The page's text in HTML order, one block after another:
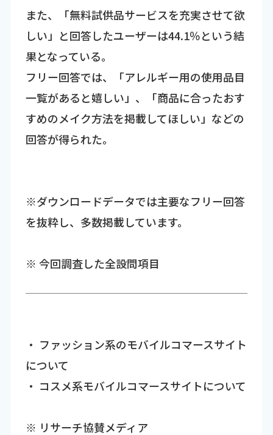
また、「無料試供品サービスを充実させて欲
しい」と回答したユーザーは44.1％という結
果となっている。
フリー回答では、「アレルギー用の使用品目
一覧があると嬉しい」、「商品に合ったおす
すめのメイク方法を掲載してほしい」などの
回答が得られた。
※ダウンロードデータでは主要なフリー回答
を抜粋し、多数掲載しています。
※ 今回調査した全設問項目
・ ファッション系のモバイルコマースサイト
について
・ コスメ系モバイルコマースサイトについて
※ リサーチ協賛メディア